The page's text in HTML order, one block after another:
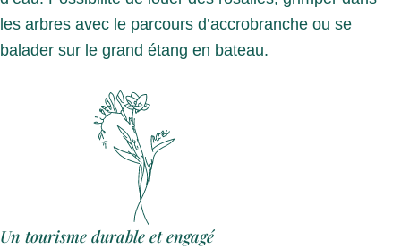
les arbres avec le parcours d’accrobranche ou se
balader sur le grand étang en bateau.
Un tourisme durable et engagé